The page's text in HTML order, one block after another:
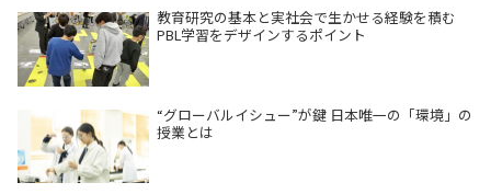
教育研究の基本と実社会で生かせる経験を積む
PBL学習をデザインするポイント
“グローバルイシュー”が鍵 日本唯一の「環境」の
授業とは